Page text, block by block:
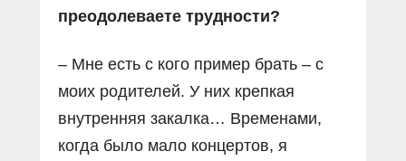
преодолеваете трудности?
– Мне есть с кого пример брать – с
моих родителей. У них крепкая
внутренняя закалка… Временами,
когда было мало концертов, я